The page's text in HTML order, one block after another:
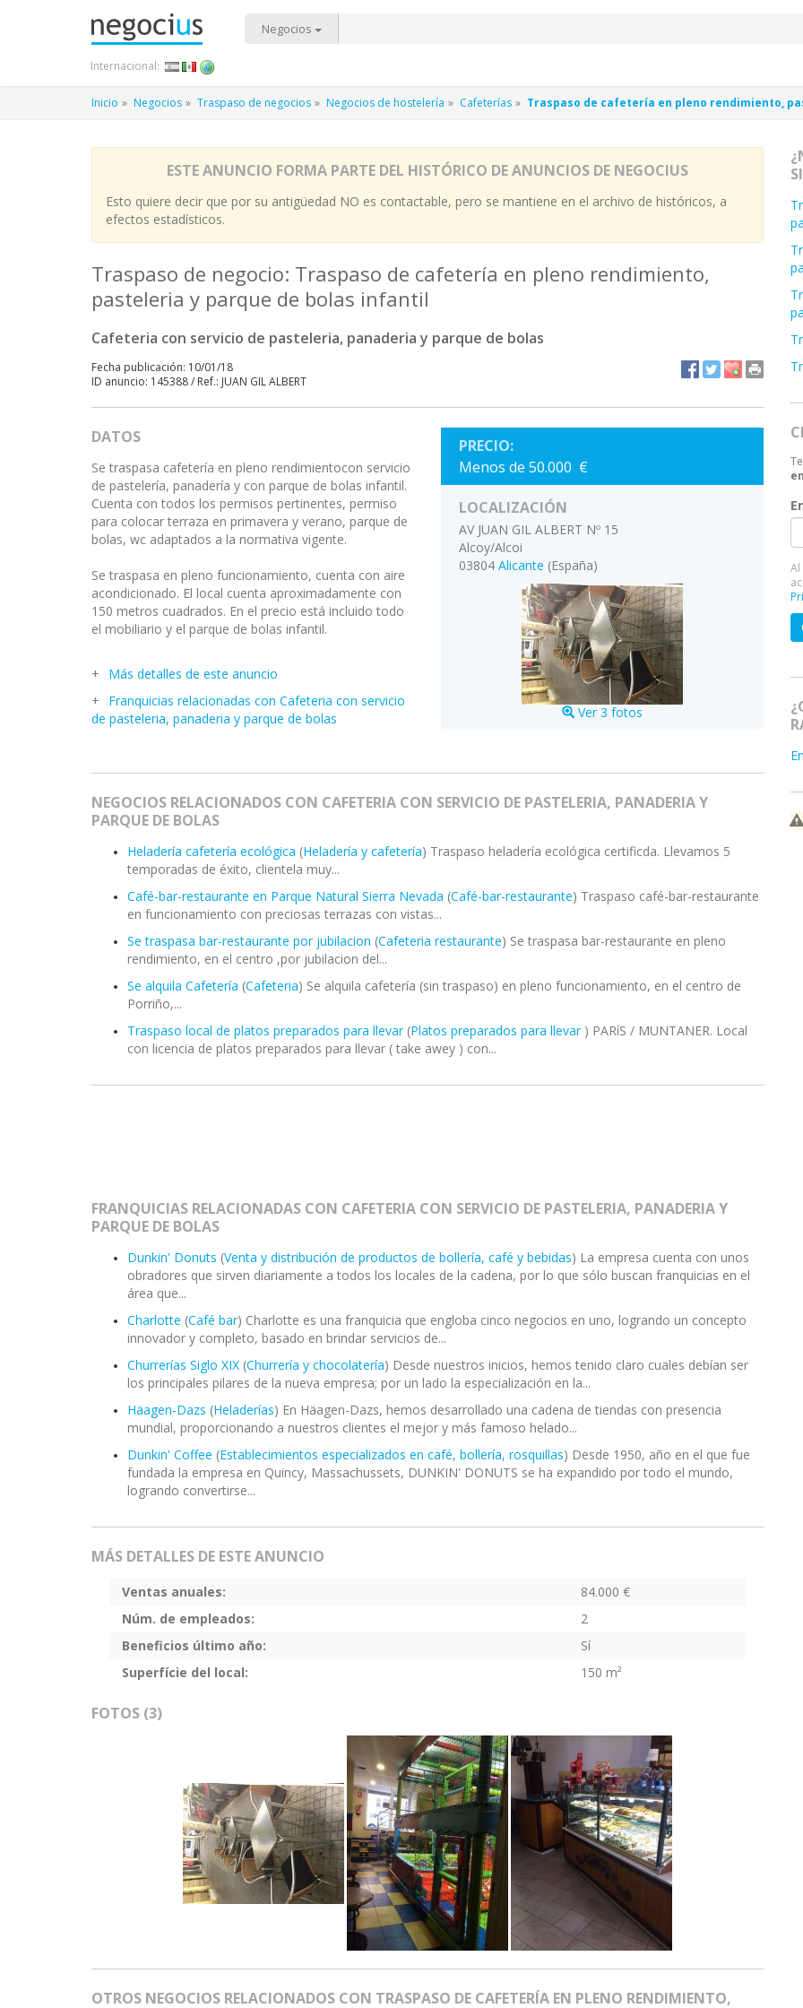
Negocios
Internacional:
Inicio Negocios Traspaso de negocios Negocios de hostelería Cafeterías Traspaso de cafetería en pleno rendimiento,
ESTE ANUNCIO FORMA PARTE DEL HISTÓRICO DE ANUNCIOS DE NEGOCIUS
Esto quiere decir que por su antigüedad NO es contactable, pero se mantiene en el archivo de históricos, a
efectos estadísticos.
Traspaso de negocio: Traspaso de cafetería en pleno rendimiento,
pasteleria y parque de bolas infantil
Cafeteria con servicio de pasteleria, panaderia y parque de bolas
Fecha publicación: 10/01/18
ID anuncio: 145388 / Ref.: JUAN GIL ALBERT
DATOS
Se traspasa cafetería en pleno rendimientocon servicio
de pastelería, panadería y con parque de bolas infantil.
Cuenta con todos los permisos pertinentes, permiso
para colocar terraza en primavera y verano, parque de
bolas, wc adaptados a la normativa vigente.
Se traspasa en pleno funcionamiento, cuenta con aire
acondicionado. El local cuenta aproximadamente con
150 metros cuadrados. En el precio está incluido todo
el mobiliario y el parque de bolas infantil.
Más detalles de este anuncio
Franquicias relacionadas con Cafeteria con servicio
de pasteleria, panaderia y parque de bolas
PRECIO:
Menos de 50.000 €
LOCALIZACIÓN
AV JUAN GIL ALBERT Nº 15
Alcoy/Alcoi
03804 Alicante (España)
Ver 3 fotos
NEGOCIOS RELACIONADOS CON CAFETERIA CON SERVICIO DE PASTELERIA, PANADERIA Y
PARQUE DE BOLAS
Heladería cafetería ecológica (Heladería y cafetería) Traspaso heladería ecológica certificda. Llevamos 5
temporadas de éxito, clientela muy...
Café-bar-restaurante en Parque Natural Sierra Nevada (Café-bar-restaurante) Traspaso café-bar-restaurante
en funcionamiento con preciosas terrazas con vistas...
Se traspasa bar-restaurante por jubilacion (Cafeteria restaurante) Se traspasa bar-restaurante en pleno
rendimiento, en el centro ,por jubilacion del...
Se alquila Cafetería (Cafeteria) Se alquila cafetería (sin traspaso) en pleno funcionamiento, en el centro de
Porriño,...
Traspaso local de platos preparados para llevar (Platos preparados para llevar ) PARíS / MUNTANER. Local
con licencia de platos preparados para llevar ( take awey ) con...
FRANQUICIAS RELACIONADAS CON CAFETERIA CON SERVICIO DE PASTELERIA, PANADERIA Y
PARQUE DE BOLAS
Dunkin' Donuts (Venta y distribución de productos de bollería, café y bebidas) La empresa cuenta con unos
obradores que sirven diariamente a todos los locales de la cadena, por lo que sólo buscan franquicias en el
área que...
Charlotte (Café bar) Charlotte es una franquicia que engloba cinco negocios en uno, logrando un concepto
innovador y completo, basado en brindar servicios de...
Churrerías Siglo XIX (Churrería y chocolatería) Desde nuestros inicios, hemos tenido claro cuales debían ser
los principales pilares de la nueva empresa; por un lado la especialización en la...
Häagen-Dazs (Heladerías) En Häagen-Dazs, hemos desarrollado una cadena de tiendas con presencia
mundial, proporcionando a nuestros clientes el mejor y más famoso helado...
Dunkin' Coffee (Establecimientos especializados en café, bollería, rosquillas) Desde 1950, año en el que fue
fundada la empresa en Quincy, Massachussets, DUNKIN' DONUTS se ha expandido por todo el mundo,
logrando convertirse...
MÁS DETALLES DE ESTE ANUNCIO
Ventas anuales:
84.000 €
Núm. de empleados:
2
Beneficios último año:
Sí
Superfície del local:
150 m²
FOTOS (3)
OTROS NEGOCIOS RELACIONADOS CON TRASPASO DE CAFETERÍA EN PLENO RENDIMIENTO,